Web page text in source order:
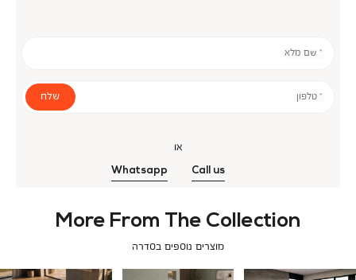
* שם מלא
* טלפון שלח
או
Call us
Whatsapp
More From The Collection
מוצרים נוספים בסדרה